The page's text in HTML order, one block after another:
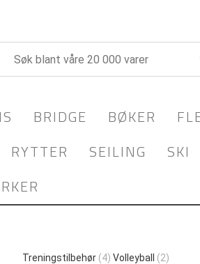
BRIDGE BØKER
RYTTER SEILING SKI
Treningstilbehør (4) Volleyball (2)